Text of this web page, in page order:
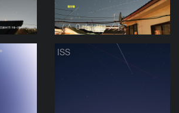
（＾０＾）コメト
ISS